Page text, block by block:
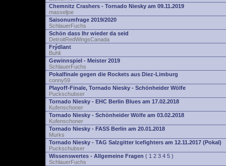
Chemnitz Crashers - Tornado Niesky am 09.11.2019
masseljoe
Saisonumfrage 2019/2020
SchlauerFuchs
Schön dass Ihr wieder da seid
DetroitRedWingsCanada
Frýdlant
Buhli
Gewinnspiel - Meister 2019
SchlauerFuchs
Pokalfinale gegen die Rockets aus Diez-Limburg
conny59
Playoff-Finale, Tornado Niesky - Schönheider Wölfe
Puckschubser
Tornado Niesky - EHC Berlin Blues am 17.02.2018
Kufenschoner
Tornado Niesky - Schönheider Wölfe am 03.02.2018
Kufenschoner
Tornado Niesky - FASS Berlin am 20.01.2018
Murks
Tornado Niesky - TAG Salzgitter Icefighters am 12.11.2017 (Pokal)
Puckschubser
Wissenswertes - Allgemeine Fragen ( 1 2 3 4 5 )
SchlauerFuchs